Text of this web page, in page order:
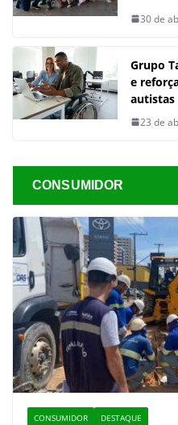
30 de
Grupo
e
autistas
23 de
CONSUMIDOR
CONSUMIDOR DESTAQUE